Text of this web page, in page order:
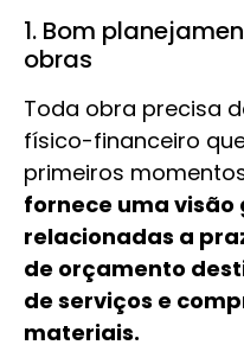
1. Bom
obras
Toda obra precisa
físico-financeiro
primeiros
fornece uma visão
relacionadas a
de orçamento
de serviços e
materiais.